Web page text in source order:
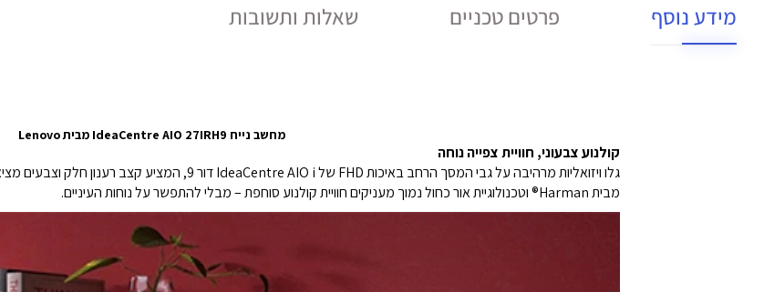
מידע נוסף פרטים טכניים שאלות ותשובות
מחשב נייח IdeaCentre AIO 27IRH9 מבית Lenovo
קולנוע צבעוני, חוויית צפייה נוחה
גלו ויזואליות מרהיבה על גבי המסך הרחב באיכות FHD של IdeaCentre AIO i דור 9, המציע קצב רענון חלק וצבעים מציאותיים.
מבית Harman® וטכנולוגיית אור כחול נמוך מעניקים חוויית קולנוע סוחפת – מבלי להתפשר על נוחות העיניים.